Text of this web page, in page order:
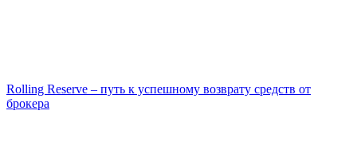
Rolling Reserve – путь к успешному возврату средств от
брокера